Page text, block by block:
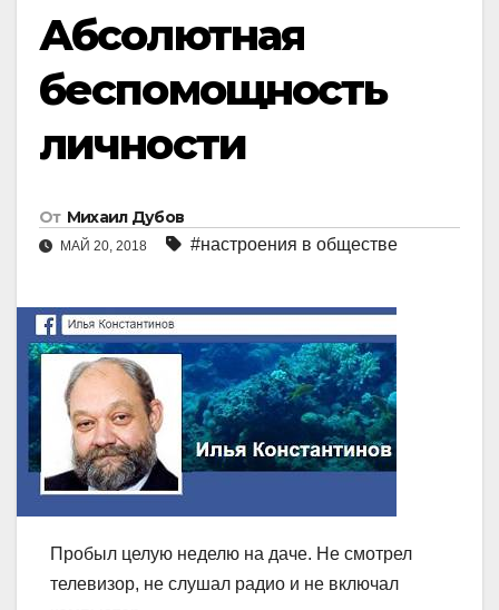
Абсолютная
беспомощность
личности
От Михаил Дубов
МАЙ 20, 2018 #настроения в обществе
Пробыл целую неделю на даче. Не смотрел
телевизор, не слушал радио и не включал